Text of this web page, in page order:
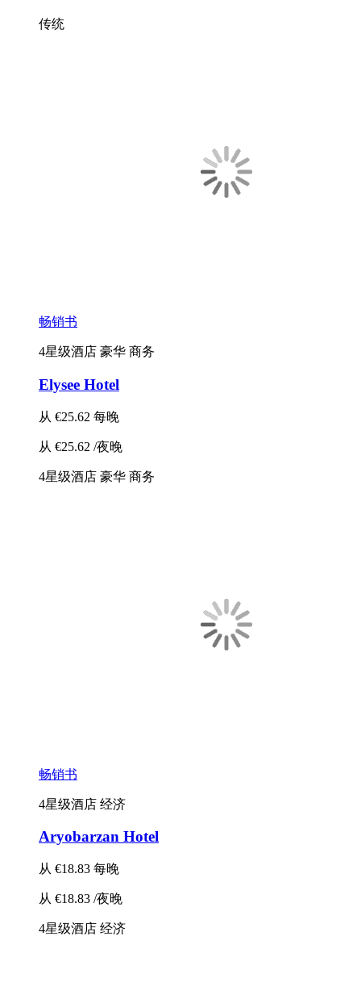
传统
畅销书
4星级酒店 豪华 商务
Elysee Hotel
从 €25.62 每晚
从 €25.62 /夜晚
4星级酒店 豪华 商务
畅销书
4星级酒店 经济
Aryobarzan Hotel
从 €18.83 每晚
从 €18.83 /夜晚
4星级酒店 经济